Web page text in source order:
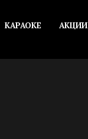
КАРАОКЕ
АКЦИИ